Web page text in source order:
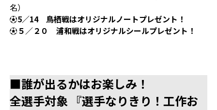
名）
⚽5／14 鳥栖戦はオリジナルノートプレゼント！
⚽５／２０ 浦和戦はオリジナルシールプレゼント！
■誰が出るかはお楽しみ！
全選手対象 『選手なりきり！工作お